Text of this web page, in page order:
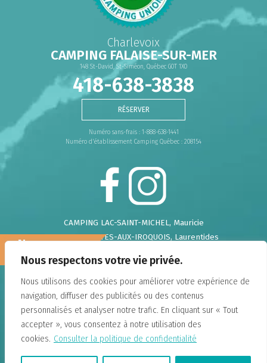
Nous respectons votre vie privée.
Nous utilisons des cookies pour améliorer votre expérience de
navigation, diffuser des publicités ou des contenus
personnalisés et analyser notre trafic. En cliquant sur « Tout
accepter », vous consentez à notre utilisation des
cookies. Consulter la politique de confidentialité
Nous
recrutons!
Charlevoix
CAMPING FALAISE-SUR-MER
148 St-David, St-Siméon, Québec G0T 1X0
418-638-3838
RÉSERVER
Numéro sans-frais : 1-888-638-1441
Numéro d'établissement Camping Québec : 208154
CAMPING LAC-SAINT-MICHEL, Mauricie
CAMPING CHUTES-AUX-IROQUOIS, Laurentides
CAMPING DU GOUFFRE, Charlevoix
CAMPING FALAISE-SUR-MER, Charlevoix
CAMPING ANNIE , Gaspésie
DOMAINE ANNIE-SUR-MER, Gaspésie
CAMPING LAC-DU-CERF, Hautes-Laurentides
CAMPING UNION BASKATONG, Outaouais